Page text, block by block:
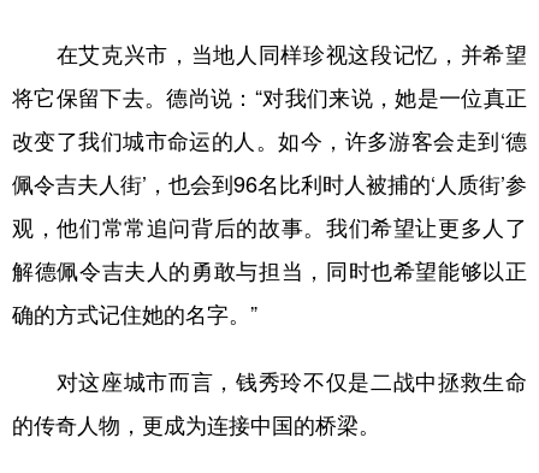
在艾克兴市，当地人同样珍视这段记忆，并希望
将它保留下去。德尚说：“对我们来说，她是一位真正
改变了我们城市命运的人。如今，许多游客会走到‘德
佩令吉夫人街’，也会到96名比利时人被捕的‘人质街’参
观，他们常常追问背后的故事。我们希望让更多人了
解德佩令吉夫人的勇敢与担当，同时也希望能够以正
确的方式记住她的名字。”
对这座城市而言，钱秀玲不仅是二战中拯救生命
的传奇人物，更成为连接中国的桥梁。